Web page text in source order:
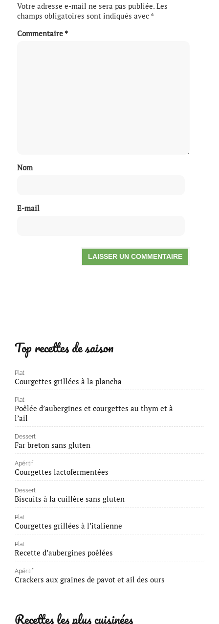
Votre adresse e-mail ne sera pas publiée. Les
champs obligatoires sont indiqués avec *
Commentaire *
Nom
E-mail
Top recettes de saison
Plat
Courgettes grillées à la plancha
Plat
Poêlée d’aubergines et courgettes au thym et à
l’ail
Dessert
Far breton sans gluten
Apéritif
Courgettes lactofermentées
Dessert
Biscuits à la cuillère sans gluten
Plat
Courgettes grillées à l’italienne
Plat
Recette d’aubergines poêlées
Apéritif
Crackers aux graines de pavot et ail des ours
Recettes les plus cuisinées